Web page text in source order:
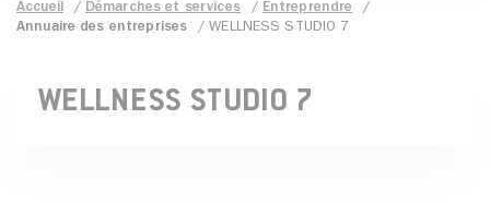
Accueil Démarches et services
Entreprendre
Annuaire des entreprises
WELLNESS STUDIO 7
WELLNESS STUDIO 7